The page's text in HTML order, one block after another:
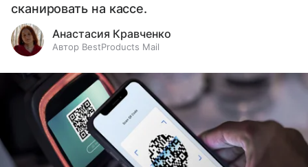
сканировать на кассе.
Анастасия Кравченко
Автор BestProducts Mail